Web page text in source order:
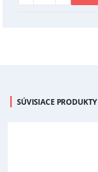
SÚVISIACE PRODUKTY